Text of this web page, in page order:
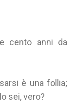
cento anni da
è una follia;
sei, vero?